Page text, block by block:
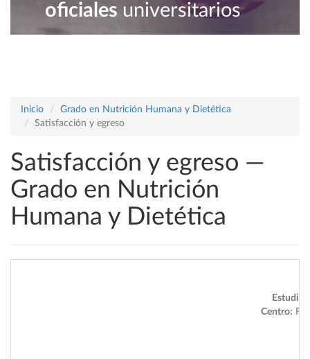
oficiales universitarios
Inicio
Grado en Nutrición Humana y Dietética
Satisfacción y egreso
Satisfacción y egreso —
Grado en Nutrición
Humana y Dietética
Estudio:
Centro: